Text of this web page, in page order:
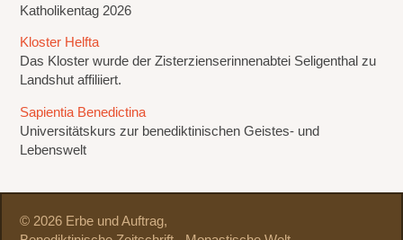
Katholikentag 2026
Kloster Helfta
Das Kloster wurde der Zisterzienserinnenabtei Seligenthal zu
Landshut affiliiert.
Sapientia Benedictina
Universitätskurs zur benediktinischen Geistes- und
Lebenswelt
© 2026 Erbe und Auftrag,